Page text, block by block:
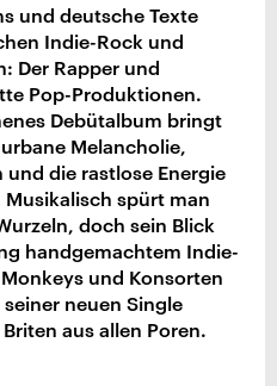
und deutsche Texte
Indie-Rock und
Der Rapper und
Pop-Produktionen.
Debütalbum bringt
Melancholie,
die rastlose Energie
spürt man
doch sein Blick
handgemachtem Indie-
und Konsorten
neuen Single
aus allen Poren.